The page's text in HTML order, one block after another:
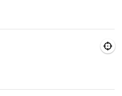
Dubâtonvaigeois
ラリア